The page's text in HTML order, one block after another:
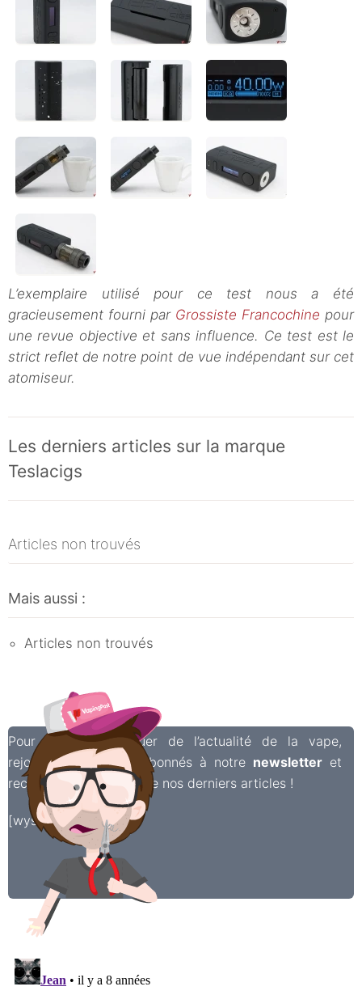
L’exemplaire utilisé pour ce test nous a été
gracieusement fourni par Grossiste Francochine pour
une revue objective et sans influence. Ce test est le
strict reflet de notre point de vue indépendant sur cet
atomiseur.
Les derniers articles sur la marque
Teslacigs
Articles non trouvés
Mais aussi :
Articles non trouvés
Pour ne rien manquer de l’actualité de la vape,
rejoignez les 6 500 abonnés à notre newsletter et
recevez chaque semaine nos derniers articles !
[wysija_form id=”2″]